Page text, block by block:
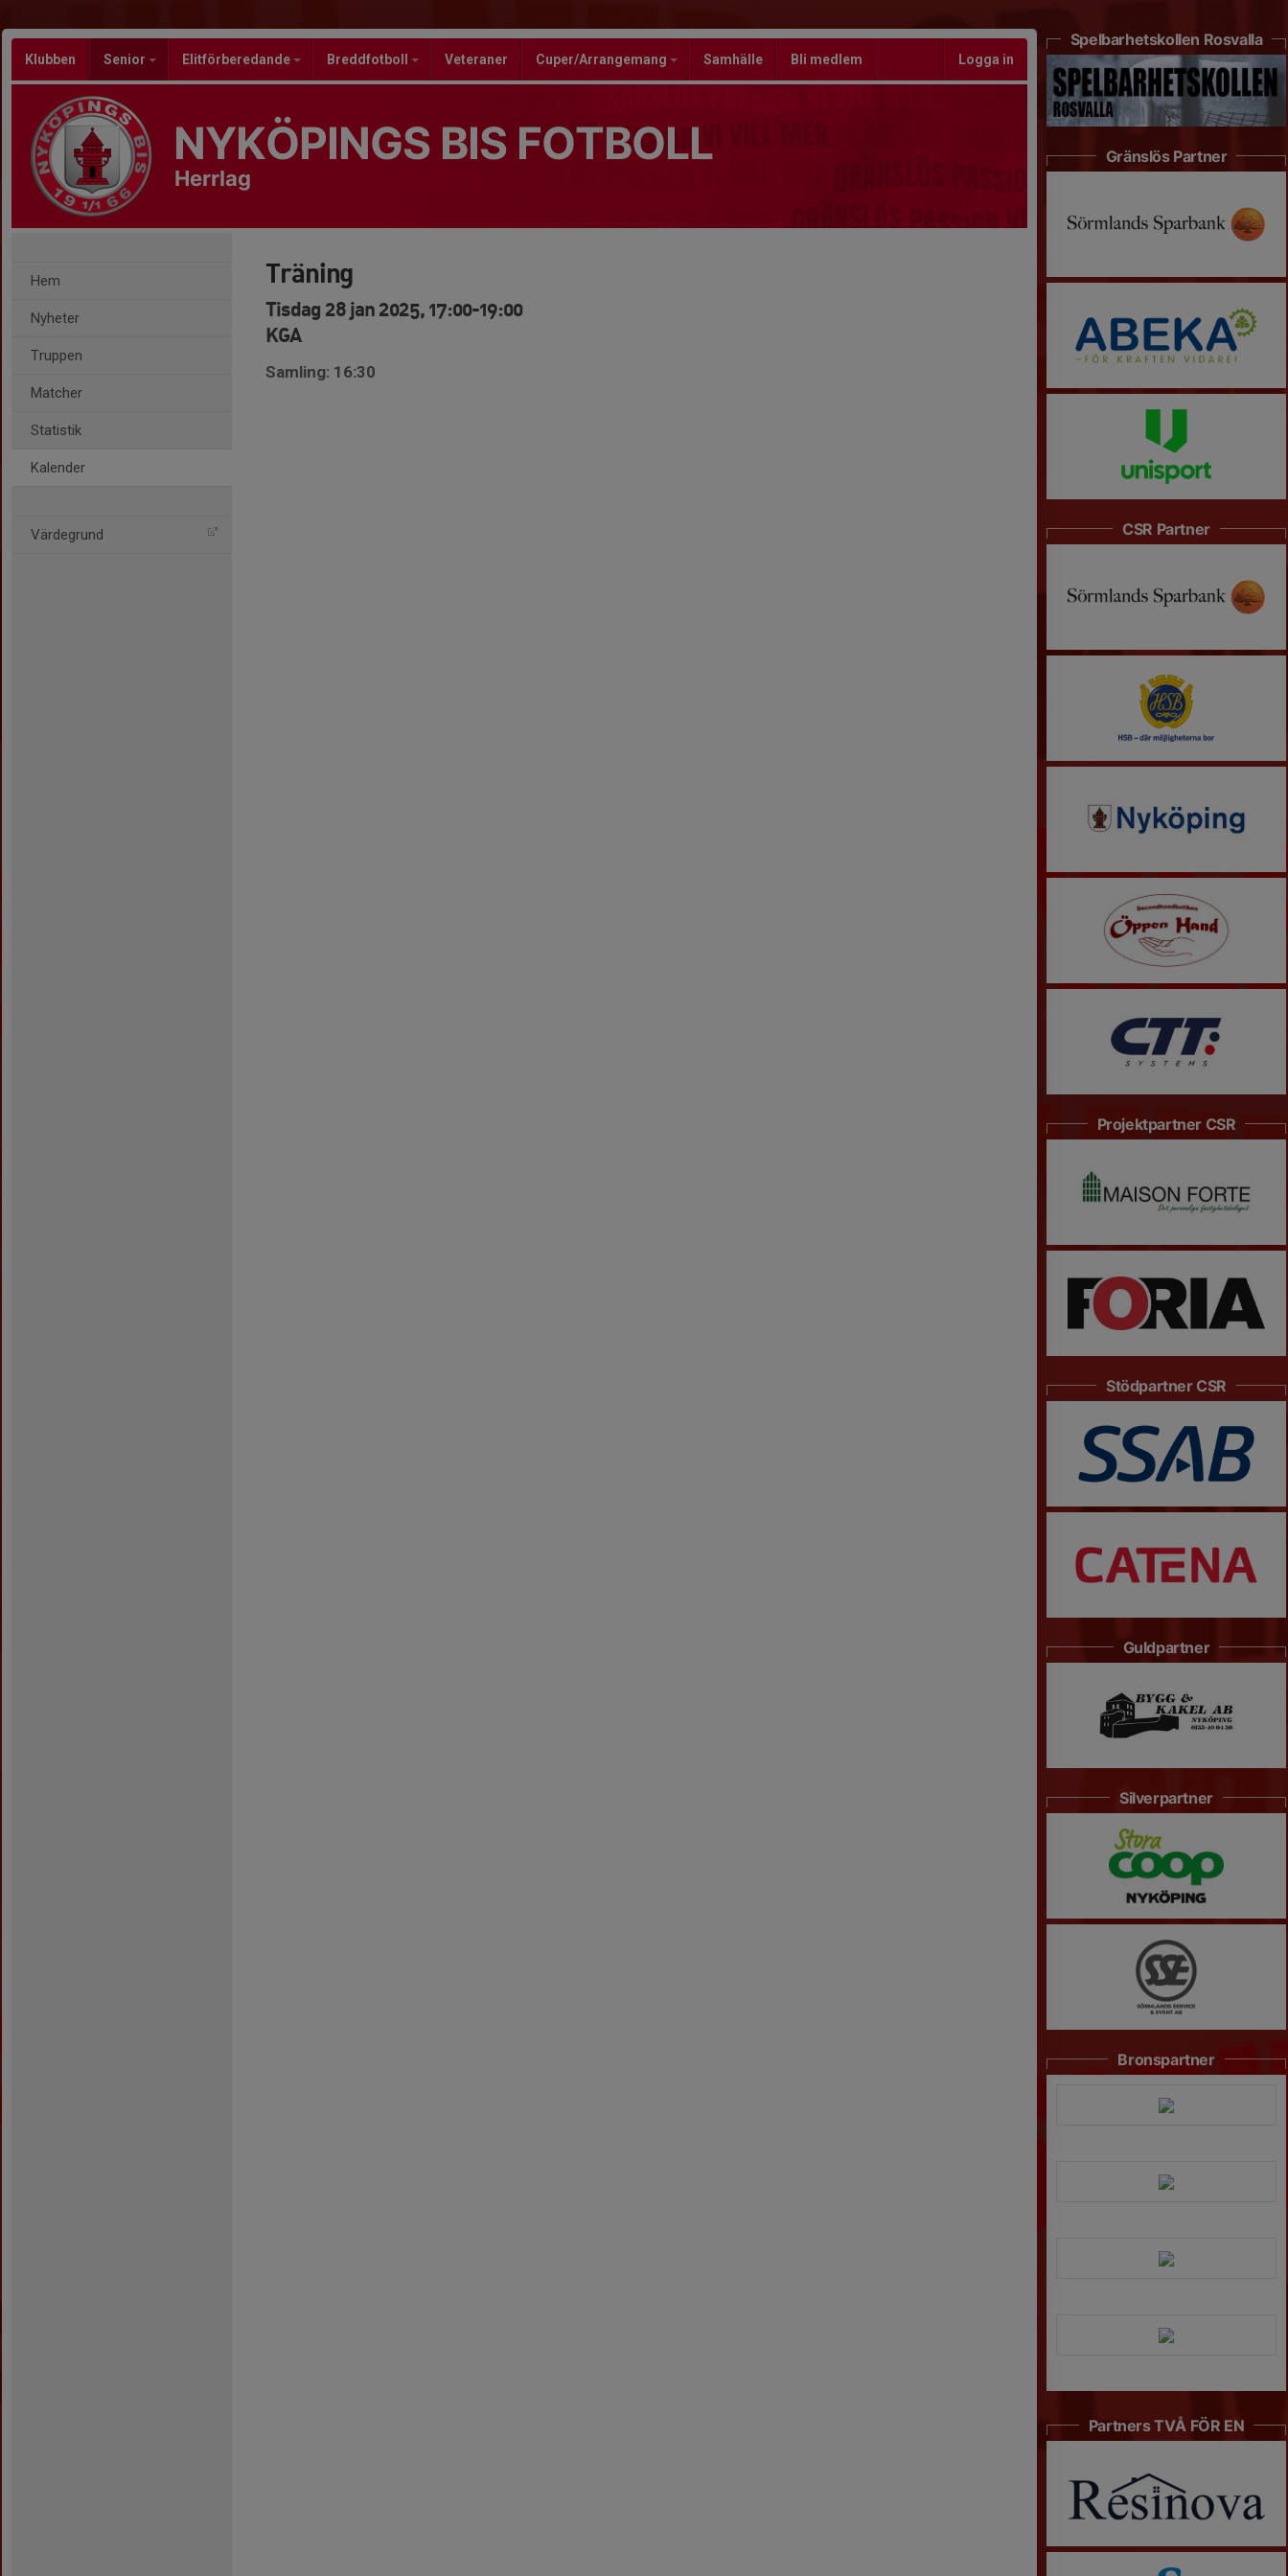
Klubben Senior Elitförberedande Breddfotboll Veteraner Cuper/Arrangemang Samhälle Bli medlem Logga in
NYKÖPINGS BIS FOTBOLL
Herrlag
Hem
Nyheter
Truppen
Matcher
Statistik
Kalender
Värdegrund
Träning
Tisdag 28 jan 2025, 17:00-19:00
KGA
Samling: 16:30
Spelbarhetskollen Rosvalla
Gränslös Partner
CSR Partner
Projektpartner CSR
Stödpartner CSR
Guldpartner
Silverpartner
Bronspartner
Partners TVÅ FÖR EN